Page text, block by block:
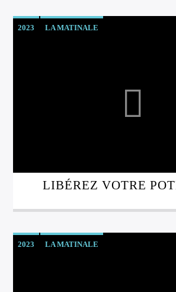
2023 LA MATINALE
LIBÉREZ VOTRE
2023 LA MATINALE